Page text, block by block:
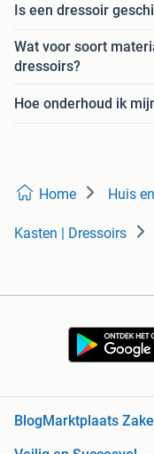
Is een dressoir
Wat voor soort
dressoirs?
Hoe onderhoud ik
Home Huis
Kasten | Dressoirs
Blog Marktplaats